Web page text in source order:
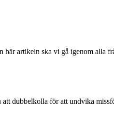
artikeln ska vi gå igenom alla
dubbelkolla för att undvika